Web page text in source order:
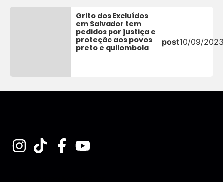
Grito dos Excluídos
em Salvador tem
pedidos por justiça e
proteção aos povos
preto e quilombola
post10/09/